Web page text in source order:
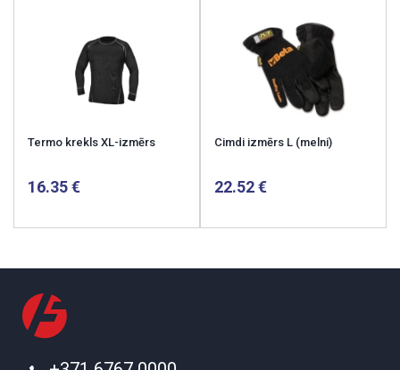
Termo krekls XL-izmērs
16.35
Cimdi izmērs L (melni)
22.52